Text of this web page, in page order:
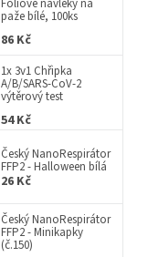
paže bílé, 100ks
86 Kč
1x 3v1 Chřipka
A/B/SARS-CoV-2
výtěrový test
54 Kč
Český NanoRespirátor
FFP2 - Halloween bílá
26 Kč
Český NanoRespirátor
FFP2 - Minikapky
(č.150)